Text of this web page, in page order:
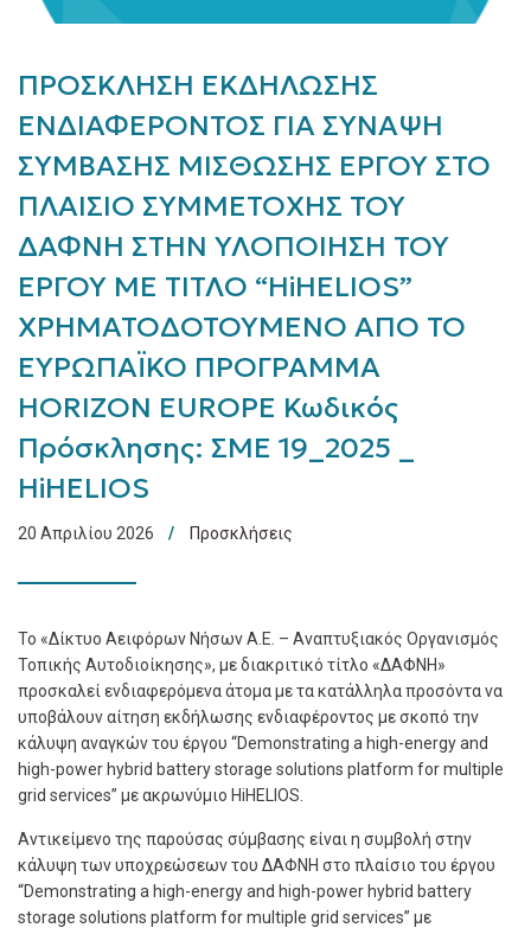
ΠΡΟΣΚΛΗΣΗ ΕΚΔΗΛΩΣΗΣ
ΕΝΔΙΑΦΕΡΟΝΤΟΣ ΓΙΑ ΣΥΝΑΨΗ
ΣΥΜΒΑΣΗΣ ΜΙΣΘΩΣΗΣ ΕΡΓΟΥ ΣΤΟ
ΠΛΑΙΣΙΟ ΣΥΜΜΕΤΟΧΗΣ ΤΟΥ
ΔΑΦΝΗ ΣΤΗΝ ΥΛΟΠΟΙΗΣΗ ΤΟΥ
ΕΡΓΟΥ ΜΕ ΤΙΤΛΟ “HiHELIOS”
ΧΡΗΜΑΤΟΔΟΤΟΥΜΕΝΟ ΑΠΟ ΤΟ
ΕΥΡΩΠΑΪΚΟ ΠΡΟΓΡΑΜΜΑ
HORIZON EUROPE Κωδικός
Πρόσκλησης: ΣΜΕ 19_2025 _
HiHELIOS
20 Απριλίου 2026 Προσκλήσεις
Το «Δίκτυο Αειφόρων Νήσων Α.Ε. – Αναπτυξιακός Οργανισμός
Τοπικής Αυτοδιοίκησης», με διακριτικό τίτλο «ΔΑΦΝΗ»
προσκαλεί ενδιαφερόμενα άτομα με τα κατάλληλα προσόντα να
υποβάλουν αίτηση εκδήλωσης ενδιαφέροντος με σκοπό την
κάλυψη αναγκών του έργου “Demonstrating a high-energy and
high-power hybrid battery storage solutions platform for multiple
grid services” με ακρωνύμιο HiHELIOS.
Αντικείμενο της παρούσας σύμβασης είναι η συμβολή στην
κάλυψη των υποχρεώσεων του ΔΑΦΝΗ στο πλαίσιο του έργου
“Demonstrating a high-energy and high-power hybrid battery
storage solutions platform for multiple grid services” με